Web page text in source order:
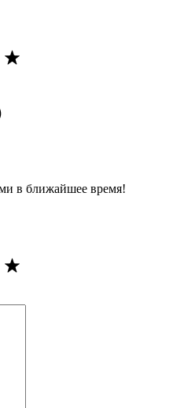
в ближайшее время!